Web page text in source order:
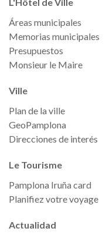
Áreas municipales
Memorias municipales
Presupuestos
Monsieur le Maire
Ville
Plan de la ville
GeoPamplona
Direcciones de interés
Le Tourisme
Pamplona Iruña card
Planifiez votre voyage
Actualidad